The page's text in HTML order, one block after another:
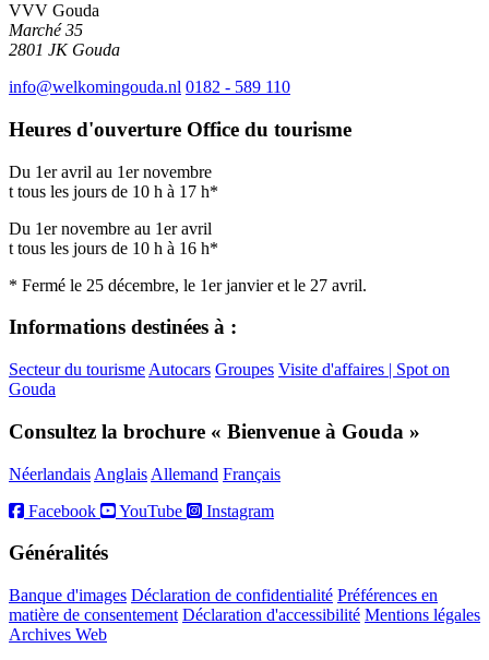
VVV Gouda
Marché 35
2801 JK Gouda
info@welkomingouda.nl 0182 - 589 110
Heures d'ouverture Office du tourisme
Du 1er avril au 1er novembre
t tous les jours de 10 h à 17 h*
Du 1er novembre au 1er avril
t tous les jours de 10 h à 16 h*
* Fermé le 25 décembre, le 1er janvier et le 27 avril.
Informations destinées à :
Secteur du tourisme Autocars Groupes Visite d'affaires | Spot on
Gouda
Consultez la brochure « Bienvenue à Gouda »
Néerlandais Anglais Allemand Français
Facebook
YouTube Instagram
Généralités
Banque d'images Déclaration de confidentialité Préférences en
matière de consentement Déclaration d'accessibilité Mentions légales
Archives Web